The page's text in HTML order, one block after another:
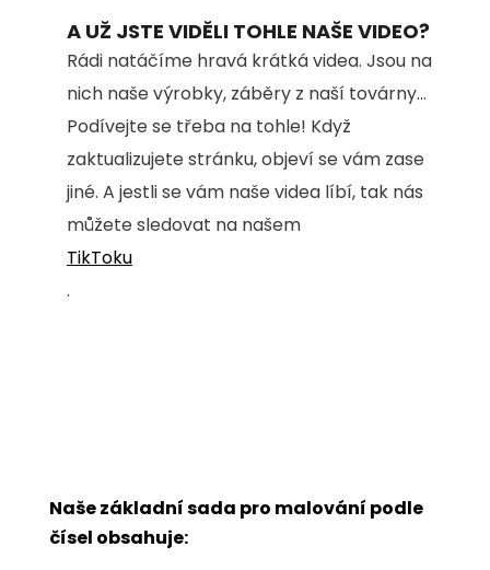
A UŽ JSTE VIDĚLI TOHLE NAŠE VIDEO?
Rádi natáčíme hravá krátká videa. Jsou na
nich naše výrobky, záběry z naší továrny...
Podívejte se třeba na tohle! Když
zaktualizujete stránku, objeví se vám zase
jiné. A jestli se vám naše videa líbí, tak nás
můžete sledovat na našem
TikToku
.
Naše základní sada pro malování podle
čísel obsahuje: